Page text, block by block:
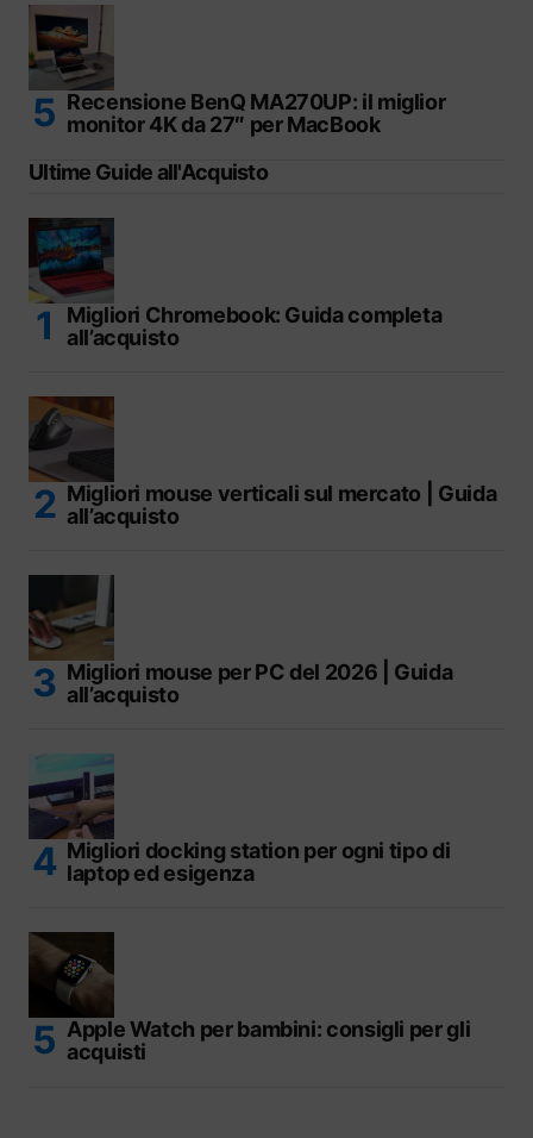
Recensione BenQ MA270UP: il miglior
monitor 4K da 27″ per MacBook
Ultime Guide all'Acquisto
Migliori Chromebook: Guida completa
all’acquisto
Migliori mouse verticali sul mercato | Guida
all’acquisto
Migliori mouse per PC del 2026 | Guida
all’acquisto
Migliori docking station per ogni tipo di
laptop ed esigenza
Apple Watch per bambini: consigli per gli
acquisti